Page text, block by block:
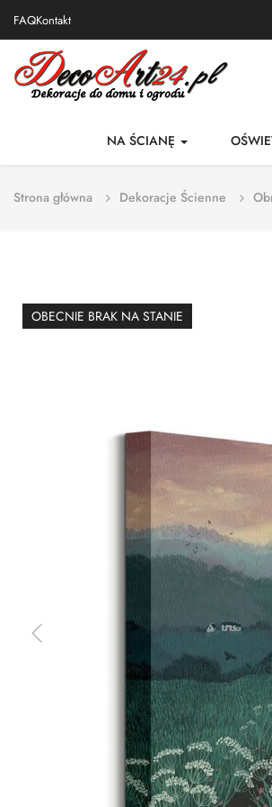
FAQKontakt
NA ŚCIANĘ
Strona główna Dekoracje Ścienne
OBECNIE BRAK NA STANIE